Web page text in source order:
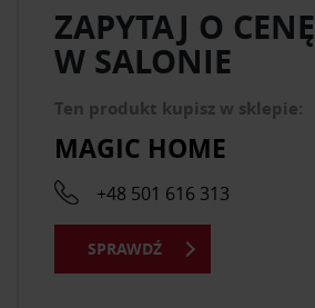
ZAPYTAJ O CENĘ
W SALONIE
Ten produkt kupisz w sklepie:
MAGIC HOME
+48 501 616 313
SPRAWDŹ